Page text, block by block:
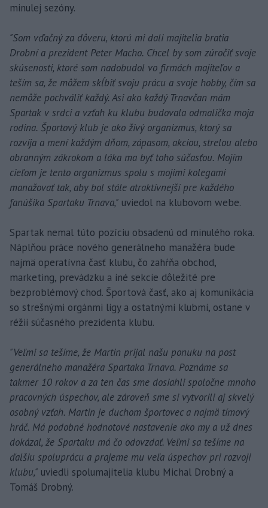
minulej sezóny.
"Som vďačný za dôveru, ktorú mi dali majitelia bratia
Drobní a prezident Peter Macho. Chcel by som zúročiť svoje
skúsenosti, ktoré som nadobudol vo firmách majiteľov a
teším sa, že môžem skĺbiť svoju prácu a svoje hobby, čím sa
nemôže pochváliť každý. Asi ako každý Trnavčan mám
Spartak v srdci a vzťah ku klubu budovala odmalička moja
rodina. Športový klub je ako živý organizmus, ktorý sa
rozvíja a mení každým dňom, zápasom, akciou, strelou alebo
obranným zákrokom a láka ma byť toho súčasťou. Mojím
cieľom je tento organizmus spolu s mojimi kolegami
manažovať tak, aby bol stále atraktívnejší pre každého
fanúšika Spartaku Trnava," uviedol na klubovom webe.
Spartak nemal túto pozíciu obsadenú od minulého roka.
Náplňou práce nového generálneho manažéra bude
najmä operatívna časť klubu, čo zahŕňa obchod,
marketing, prevádzku a iné sekcie dôležité pre
bezproblémový chod. Športová časť, ako aj komunikácia
so strešnými orgánmi ligy a ostatnými klubmi, ostane v
réžii súčasného prezidenta klubu.
"Veľmi sa tešíme, že Martin prijal našu ponuku na post
generálneho manažéra Spartaka Trnava. Poznáme sa
takmer 10 rokov a za ten čas sme dosiahli spoločne mnoho
pracovných úspechov, ale zároveň sme si vytvorili aj skvelý
osobný vzťah. Martin je duchom športovec a najmä tímový
hráč. Má podobné hodnotové nastavenie ako my a už dnes
dokázal, že Spartaku má čo odovzdať. Veľmi sa tešíme na
ďalšiu spoluprácu a prajeme mu veľa úspechov pri rozvoji
klubu," uviedli spolumajitelia klubu Michal Drobný a
Tomáš Drobný.